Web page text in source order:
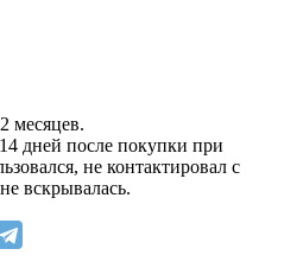
месяцев.
дней после покупки при
не контактировал с
вскрывалась.